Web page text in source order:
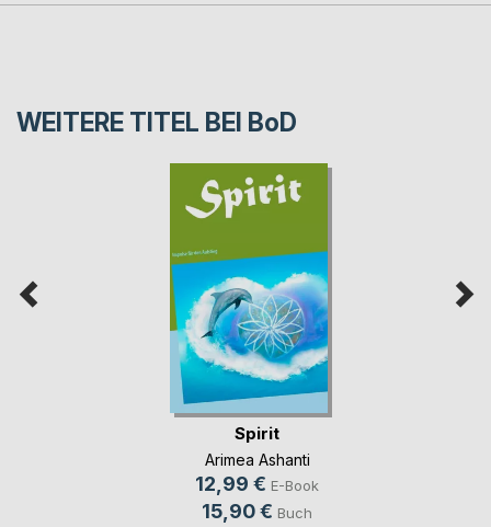
WEITERE TITEL BEI BoD
Spirit
Arimea Ashanti
12,99 € E-Book
15,90 € Buch